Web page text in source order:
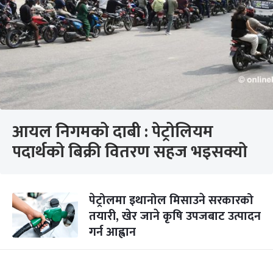
आयल निगमको दाबी : पेट्रोलियम
पदार्थको बिक्री वितरण सहज भइसक्यो
पेट्रोलमा इथानोल मिसाउने सरकारको
तयारी, खेर जाने कृषि उपजबाट उत्पादन
गर्न आह्वान